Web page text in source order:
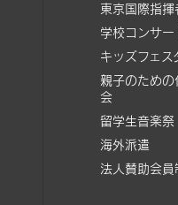
東京国際指揮
学校コンサー
キッズフェス
親子のため
会
留学生音楽祭
海外派遣
法人賛助会員